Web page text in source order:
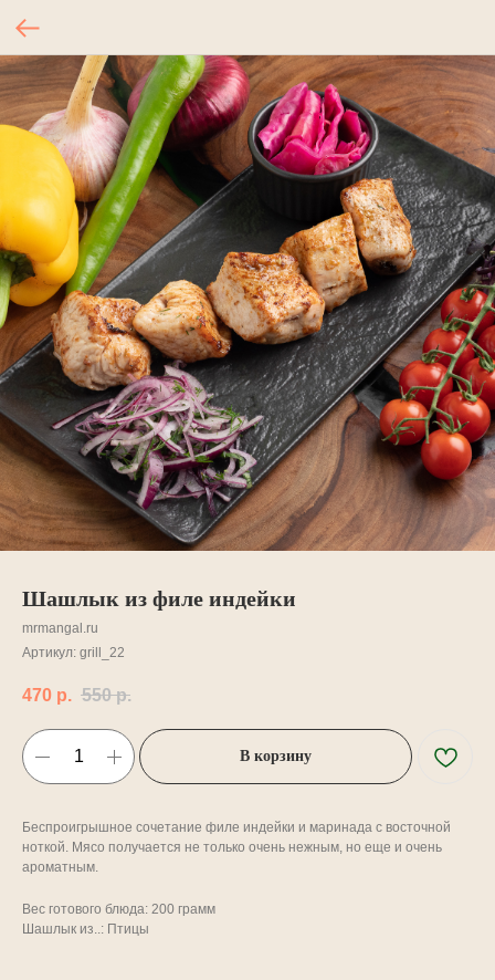
Шашлык из филе индейки
mrmangal.ru
Артикул: grill_22
470 р. 550 р.
В корзину
Беспроигрышное сочетание филе индейки и маринада с восточной
ноткой. Мясо получается не только очень нежным, но еще и очень
ароматным.
Вес готового блюда: 200 грамм
Шашлык из..: Птицы